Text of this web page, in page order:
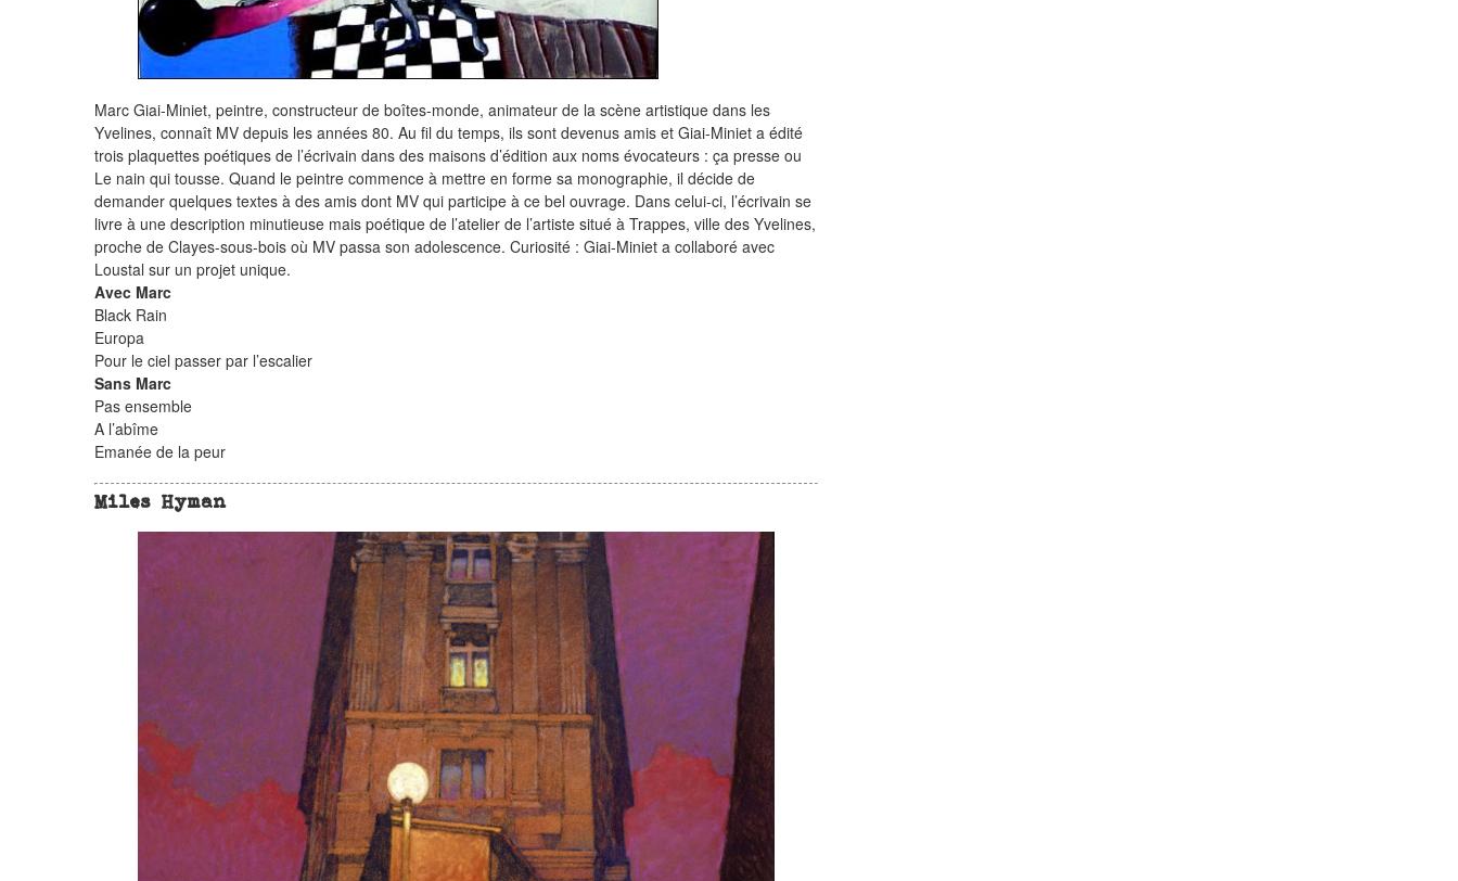
Marc Giai-Miniet, peintre, constructeur de boîtes-monde, animateur de la scène artistique dans les
Yvelines, connaît MV depuis les années 80. Au fil du temps, ils sont devenus amis et Giai-Miniet a édité
trois plaquettes poétiques de l’écrivain dans des maisons d’édition aux noms évocateurs : ça presse ou
Le nain qui tousse. Quand le peintre commence à mettre en forme sa monographie, il décide de
demander quelques textes à des amis dont MV qui participe à ce bel ouvrage. Dans celui-ci, l’écrivain se
livre à une description minutieuse mais poétique de l’atelier de l’artiste situé à Trappes, ville des Yvelines,
proche de Clayes-sous-bois où MV passa son adolescence. Curiosité : Giai-Miniet a collaboré avec
Loustal sur un projet unique.
Avec Marc
Black Rain
Europa
Pour le ciel passer par l’escalier
Sans Marc
Pas ensemble
A l’abîme
Emanée de la peur
Miles Hyman